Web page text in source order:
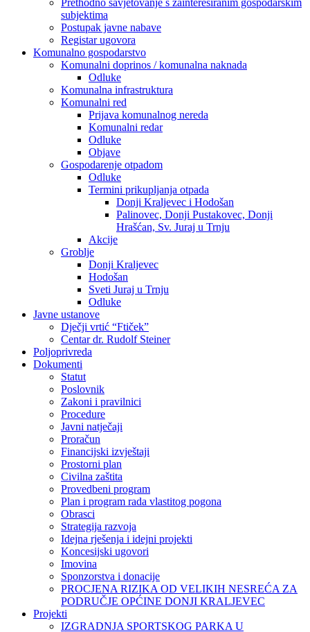
Prethodno savjetovanje s zainteresiranim gospodarskim
subjektima
Postupak javne nabave
Registar ugovora
Komunalno gospodarstvo
Komunalni doprinos / komunalna naknada
Odluke
Komunalna infrastruktura
Komunalni red
Prijava komunalnog nereda
Komunalni redar
Odluke
Objave
Gospodarenje otpadom
Odluke
Termini prikupljanja otpada
Donji Kraljevec i Hodošan
Palinovec, Donji Pustakovec, Donji
Hrašćan, Sv. Juraj u Trnju
Akcije
Groblje
Donji Kraljevec
Hodošan
Sveti Juraj u Trnju
Odluke
Javne ustanove
Dječji vrtić “Ftiček”
Centar dr. Rudolf Steiner
Poljoprivreda
Dokumenti
Statut
Poslovnik
Zakoni i pravilnici
Procedure
Javni natječaji
Proračun
Financijski izvještaji
Prostorni plan
Civilna zaštita
Provedbeni program
Plan i program rada vlastitog pogona
Obrasci
Strategija razvoja
Idejna rješenja i idejni projekti
Koncesijski ugovori
Imovina
Sponzorstva i donacije
PROCJENA RIZIKA OD VELIKIH NESREĆA ZA
PODRUČJE OPĆINE DONJI KRALJEVEC
Projekti
IZGRADNJA SPORTSKOG PARKA U